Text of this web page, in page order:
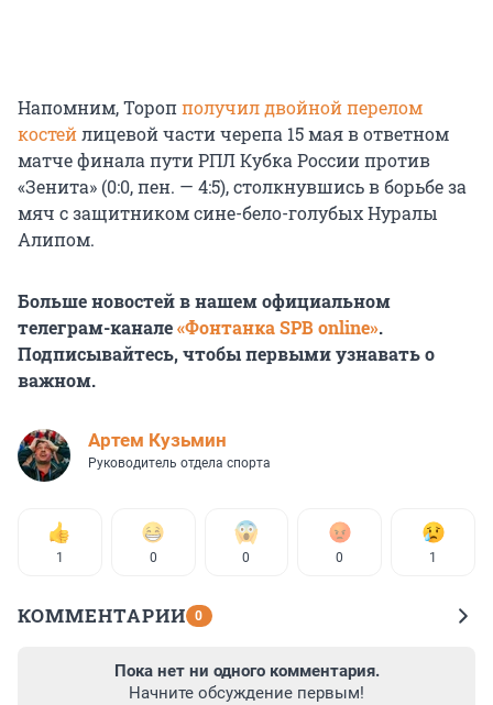
Напомним, Торопполучил двойной перелом
костейлицевой части черепа 15 мая в ответном
матче финала пути РПЛ Кубка России против
«Зенита» (0:0, пен. — 4:5), столкнувшись в борьбе за
мяч с защитником сине-бело-голубых Нуралы
Алипом.
Больше новостей в нашем официальном
телеграм-канале«Фонтанка SPB online».
Подписывайтесь, чтобы первыми узнавать о
важном.
Артем Кузьмин
Руководитель отдела спорта
1 0 0 0 1
КОММЕНТАРИИ 0
Пока нет ни одного комментария.
Начните обсуждение первым!